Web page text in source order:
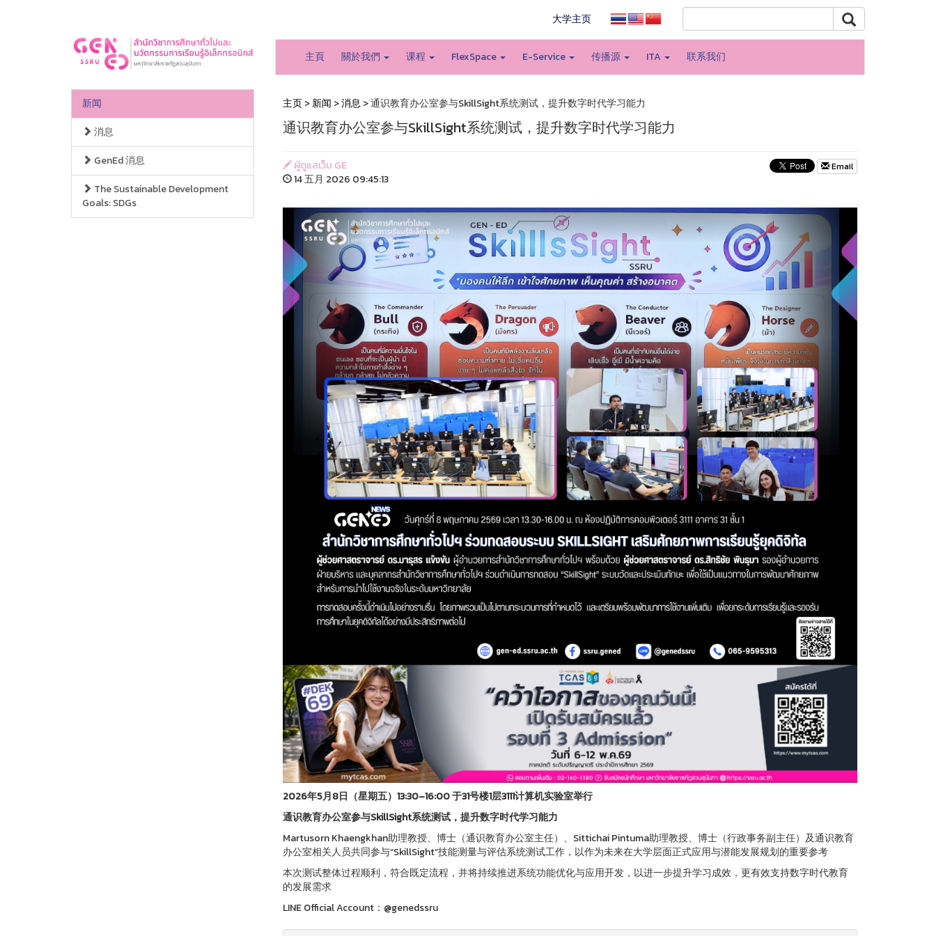
大学主页
主頁 關於我們 课程 FlexSpace E-Service 传播源 ITA 联系我们
新闻
消息
GenEd 消息
The Sustainable Development
Goals: SDGs
主页>新闻 >消息> 通识教育办公室参与SkillSight系统测试，提升数字时代学习能力
通识教育办公室参与SkillSight系统测试，提升数字时代学习能力
ผู้ดูแลเว็บ GE
14 五月 2026 09:45:13
Email
2026年5月8日（星期五）13:30–16:00 于31号楼1层3111计算机实验室举行
通识教育办公室参与SkillSight系统测试，提升数字时代学习能力
Martusorn Khaengkhan助理教授、博士（通识教育办公室主任）、Sittichai Pintuma助理教授、博士（行政事务副主任）及通识教育
办公室相关人员共同参与“SkillSight”技能测量与评估系统测试工作，以作为未来在大学层面正式应用与潜能发展规划的重要参考
本次测试整体过程顺利，符合既定流程，并将持续推进系统功能优化与应用开发，以进一步提升学习成效，更有效支持数字时代教育
的发展需求
LINE Official Account：@genedssru